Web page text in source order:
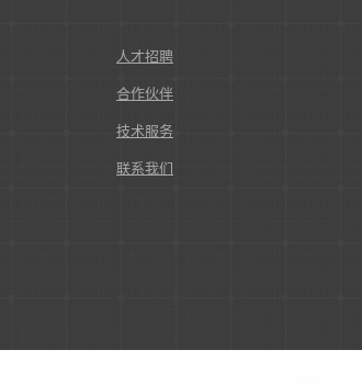
人才招聘
合作伙伴
技术服务
联系我们